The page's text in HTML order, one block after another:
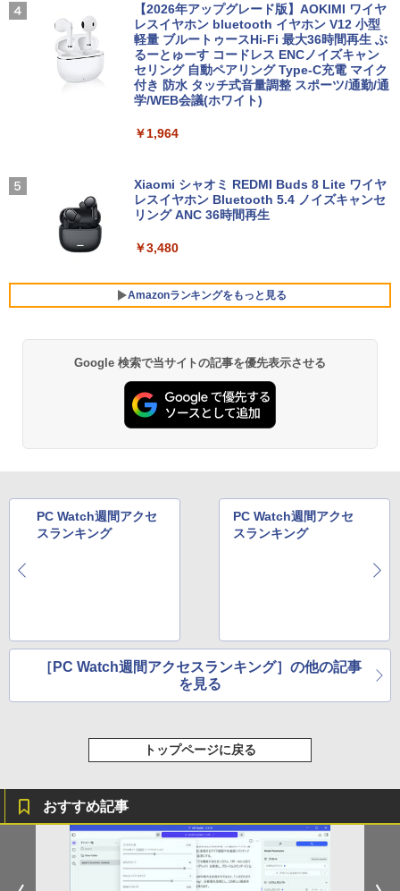
ice2019 H&B】 富士通 LIFEBOOK A577
第7世代 Core i5 メモリ 4GB/8GB/16GB
SSD128GB/256GB/512GB/1TB DVD テ
ンキー Windows11 中古 PC 中古ノート
PC中古ノートパソコン 中古パソコン 15.
6インチ
月間ベストプライス 中古ノートパソコン
第10世代 Core i3 Windows11 メモリ8G
B 高速SSD256GB 15.6インチ 事務作業
応 Webカメラ内蔵 ZOOM対応 富士通 A
5510/DX 初期設定済 すぐ使える 90日保
￥22,480
LTE対応 中古美品 / タッチ 10.5インチ M
icrosoft Surface GO2 Model.1927 フル
HD対応WUXGA/ 第8世代CoreM3-8100
Y/ 8GB/ 爆速NVMe 128GB-SSD/ カメラ/
Wi-Fi6/ Office付きWindows11/ Win11
中古ノートパソコン 中古パソコン 中古P
液晶ディスプレイ 修理交換用液晶パネル
￥11,800
IOデータ 3辺フレームレス＆広視野角A
ルHD(1920×1080) /ワイド］ ブラック
￥15,980
BenQ 27型液晶ディスプレイ アイケアG
￥16,300
（ジャンプコミックス） [ ONE ]
￥18,876
されかけたがギフト『無限ガチャ』でレ
ぁ！』します！【電子書籍】
￥792
【2026年アップグレード版】AOKIMI ワイヤ
レスイヤホン bluetooth イヤホン V12 小型
軽量 ブルートゥースHi-Fi 最大36時間再生 ぶ
るーとゅーす コードレス ENCノイズキャン
セリング 自動ペアリング Type-C充電 マイク
付き 防水 タッチ式音量調整 スポーツ/通勤/通
学/WEB会議(ホワイト)
￥1,964
Xiaomi シャオミ REDMI Buds 8 Lite ワイヤ
レスイヤホン Bluetooth 5.4 ノイズキャンセ
リング ANC 36時間再生
￥3,480
Amazonランキングをもっと見る
BRUCE WAYNE feat. Flo Milli, ATL Jacob
[Explicit]
￥250
[Explicit]
On My Road (Stadium ver.)
￥250
￥250
by Amazon 天然水 ラベルレス 500ml ×24本
富士山の天然水 バナジウム含有 水 ミネラル
ウォーター ペットボトル 静岡県産 500ミリリ
ットル (Smart Basic)
￥1,380
【Amazon.co.jp限定】 い・ろ・は・す 2L P
ET ラベルレス ×8本
￥1,117
強炭酸水 ペットボトル 500ミリリットル (Sm
art Basic)
￥1,625
【Amazon.co.jp限定】 伊藤園 磨かれて、澄
みきった日本の水 2L 8本 ラベルレス [ ケース
] [ 水 ] [ ペットボトル ] [ 箱買い ] [ ストック
] [ 水分補給 ]
薬屋のひとりごと 17巻 (デジタル版ビッグガ
ンガンコミックス)
￥770
エース)
￥594
HUNTER×HUNTER モノクロ版 39 (ジャンプ
￥572
版ビッグガンガンコミックス)
￥810
Google 検索で当サイトの記事を優先表示させる
PC Watch週間アクセ
スランキング
PC Watch週間アクセ
スランキング
［PC Watch週間アクセスランキング］の他の記事
を見る
トップページに戻る
おすすめ記事